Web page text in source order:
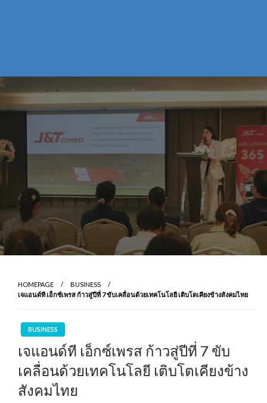
HOMEPAGE
BUSINESS
เจแอนด์ที เอ็กซ์เพรส ก้าวสู่ปีที่ 7 ขับเคลื่อนด้วยเทคโนโลยี เติบโตเคียงข้างสังคมไทย
BUSINESS
เจแอนด์ที เอ็กซ์เพรส ก้าวสู่ปีที่ 7 ขับ
เคลื่อนด้วยเทคโนโลยี เติบโตเคียงข้าง
สังคมไทย